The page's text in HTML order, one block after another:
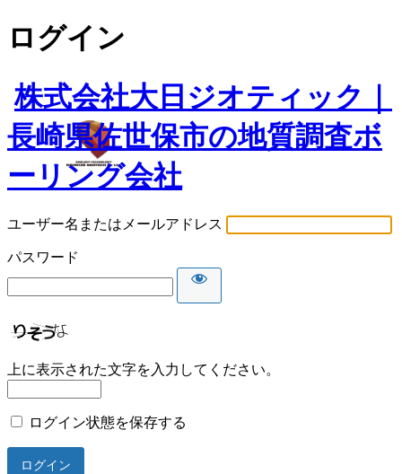
ログイン
株式会社大日ジオティック｜
長崎県佐世保市の地質調査ボ
ーリング会社
ユーザー名またはメールアドレス
パスワード
上に表示された文字を入力してください。
ログイン状態を保存する